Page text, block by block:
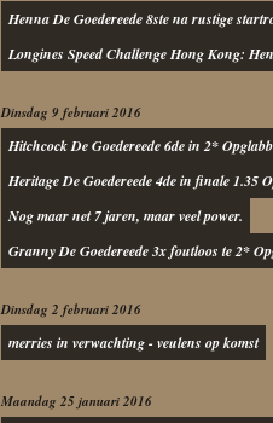
Henna De Goedereede 8ste na rustige
Longines Speed Challenge Hong Kong:
Dinsdag 9 februari 2016
Hitchcock De Goedereede 6de in 2*
Heritage De Goedereede 4de in finale 1.35
Nog maar net 7 jaren, maar veel power.
Granny De Goedereede 3x foutloos te 2*
Dinsdag 2 februari 2016
merries in verwachting - veulens op komst
Maandag 25 januari 2016